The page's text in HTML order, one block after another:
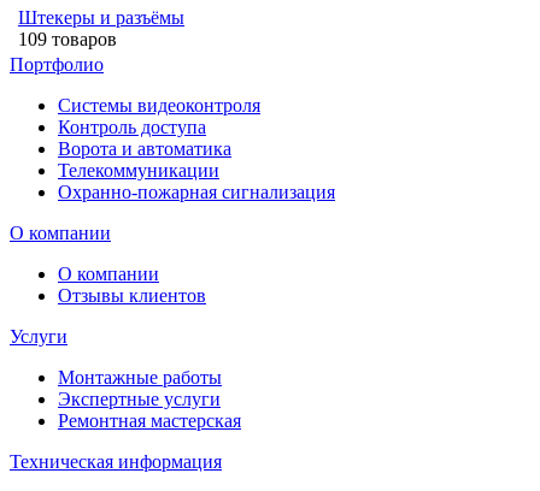
Штекеры и разъёмы
109 товаров
Портфолио
Системы видеоконтроля
Контроль доступа
Ворота и автоматика
Телекоммуникации
Охранно-пожарная сигнализация
О компании
О компании
Отзывы клиентов
Услуги
Монтажные работы
Экспертные услуги
Ремонтная мастерская
Техническая информация